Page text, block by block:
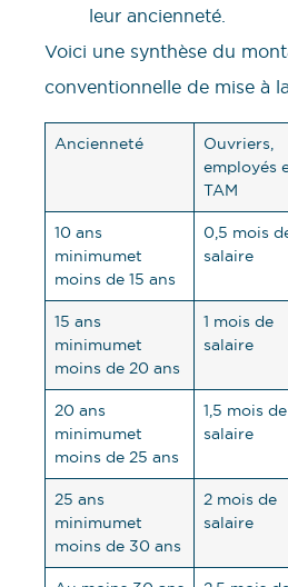
leur ancienneté.
Voici une synthèse du
conventionnelle de mise à
Ancienneté
Ouvriers,
employés
TAM
10 ans
minimumet
moins de 15 ans
0,5 mois
salaire
15 ans
minimumet
moins de 20 ans
1 mois de
salaire
20 ans
minimumet
moins de 25 ans
1,5 mois de
salaire
25 ans
minimumet
moins de 30 ans
2 mois de
salaire